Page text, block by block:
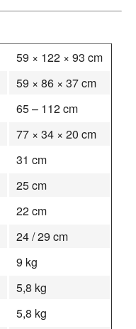
59 × 122 × 93 cm
59 × 86 × 37 cm
65 – 112 cm
77 × 34 × 20 cm
31 cm
25 cm
22 cm
24 / 29 cm
9 kg
5,8 kg
5,8 kg